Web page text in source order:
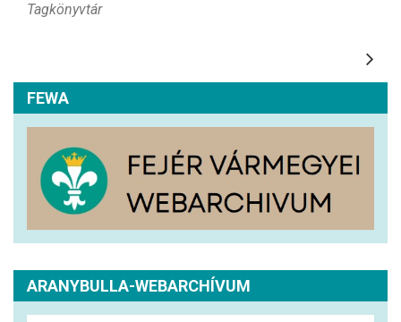
Tagkönyvtár
FEWA
ARANYBULLA-WEBARCHÍVUM